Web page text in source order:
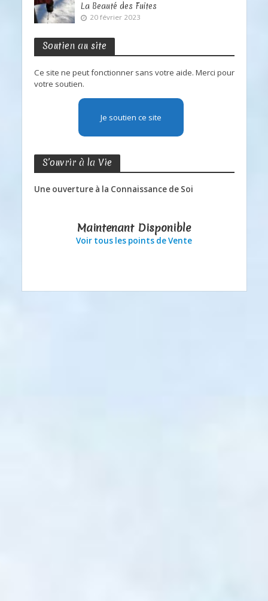
La Beauté des Fuites
20 février 2023
Soutien au site
Ce site ne peut fonctionner sans votre aide. Merci pour
votre soutien.
Je soutien ce site
S’ouvrir à la Vie
Une ouverture à la Connaissance de Soi
Maintenant Disponible
Voir tous les points de Vente